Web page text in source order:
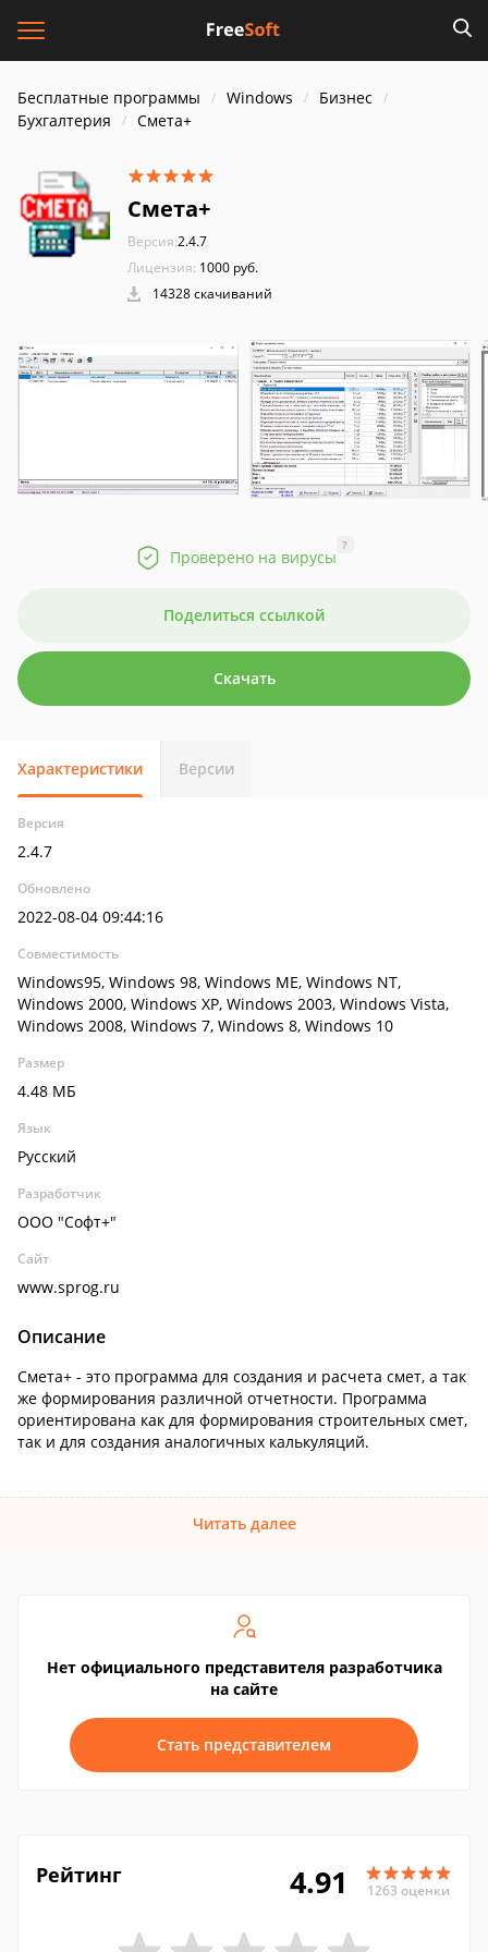
Бесплатные программы Windows
Бизнес
Бухгалтерия
Смета+
Смета+
Версия:2.4.7
Лицензия: 1000 руб.
14328 скачиваний
Проверено на вирусы
?
Поделиться ссылкой
Скачать
Характеристики Версии
Версия
2.4.7
Обновлено
2022-08-04 09:44:16
Совместимость
Windows95, Windows 98, Windows ME, Windows NT,
Windows 2000, Windows XP, Windows 2003, Windows Vista,
Windows 2008, Windows 7, Windows 8, Windows 10
Размер
4.48 МБ
Язык
Русский
Разработчик
ООО "Софт+"
Сайт
www.sprog.ru
Описание
Смета+ - это программа для создания и расчета смет, а так
же формирования различной отчетности. Программа
ориентирована как для формирования строительных смет,
так и для создания аналогичных калькуляций.
Читать далее
Нет официального представителя разработчика
на сайте
Стать представителем
Рейтинг 4.91 1263 оценки